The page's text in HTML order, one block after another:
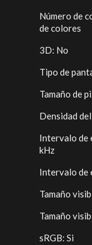
Número de
de colores
3D: No
Tipo de
Tamaño de
Densidad
Intervalo de
kHz
Intervalo de
Tamaño
Tamaño
sRGB: Si